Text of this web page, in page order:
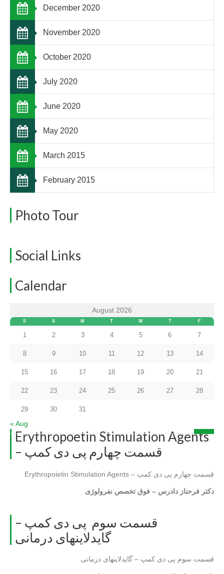
December 2020
November 2020
October 2020
July 2020
June 2020
May 2020
March 2015
February 2015
Photo Tour
Social Links
Calendar
August 2026
S S M T W T F
1 2 3 4 5 6 7
8 9 10 11 12 13 14
15 16 17 18 19 20 21
22 23 24 25 26 27 28
29 30 31
« Aug
Erythropoetin Stimulation Agents
– قسمت چهارم پی دی کمپ
Erythropoietin Stimulation Agents – قسمت چهارم پی دی کمپ
دکتر فرحناز دادرس – فوق تخصص نفرولوژی
Posted in
قسمت سوم پی دی کمپ –
گایدلاینهای درمانی
قسمت سوم پی دی کمپ – گایدلاینهای درمانی